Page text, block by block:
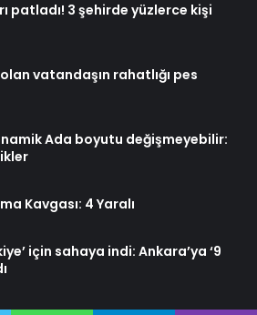
patladı! 3 şehirde yüzlerce kişi
vatandaşın rahatlığı pes
Ada boyutu değişmeyebilir:
Kavgası: 4 Yaralı
için sahaya indi: Ankara’ya ‘9